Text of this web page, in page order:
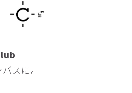
​2 ​3
スに。